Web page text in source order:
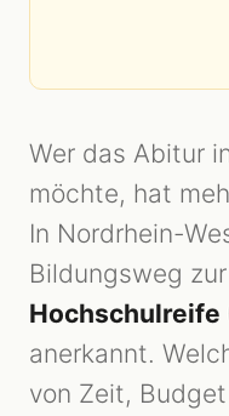
Wer das Abitur
möchte, hat
In Nordrhein-
Bildungsweg zur
anerkannt.
von Zeit,